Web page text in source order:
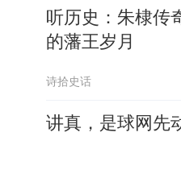
听历史：朱棣传
的藩王岁月
诗拾史话
讲真，是球网先